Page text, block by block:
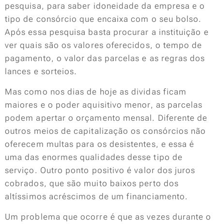
pesquisa, para saber idoneidade da empresa e o
tipo de consórcio que encaixa com o seu bolso.
Após essa pesquisa basta procurar a instituição e
ver quais são os valores oferecidos, o tempo de
pagamento, o valor das parcelas e as regras dos
lances e sorteios.
Mas como nos dias de hoje as dividas ficam
maiores e o poder aquisitivo menor, as parcelas
podem apertar o orçamento mensal. Diferente de
outros meios de capitalização os consórcios não
oferecem multas para os desistentes, e essa é
uma das enormes qualidades desse tipo de
serviço. Outro ponto positivo é valor dos juros
cobrados, que são muito baixos perto dos
altíssimos acréscimos de um financiamento.
Um problema que ocorre é que as vezes durante o